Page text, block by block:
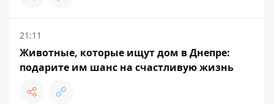
21:11
Животные, которые ищут дом в Днепре:
подарите им шанс на счастливую жизнь